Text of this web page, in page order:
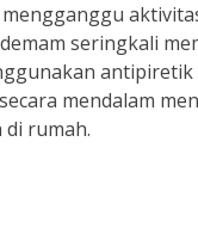
seringkali
mendalam
di rumah.